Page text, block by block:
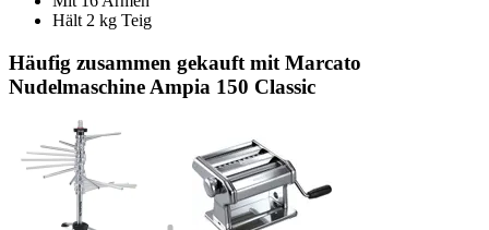
Hält 2 kg Teig
Häufig zusammen gekauft mit Marcato
Nudelmaschine Ampia 150 Classic